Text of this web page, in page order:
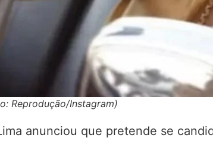
Reprodução/Instagram)
anunciou que pretende se